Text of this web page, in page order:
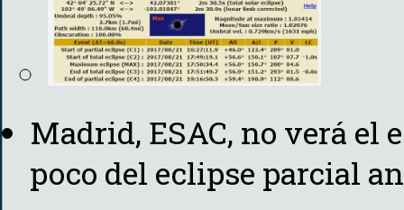
Madrid, ESAC, no verá el
poco del eclipse parcial